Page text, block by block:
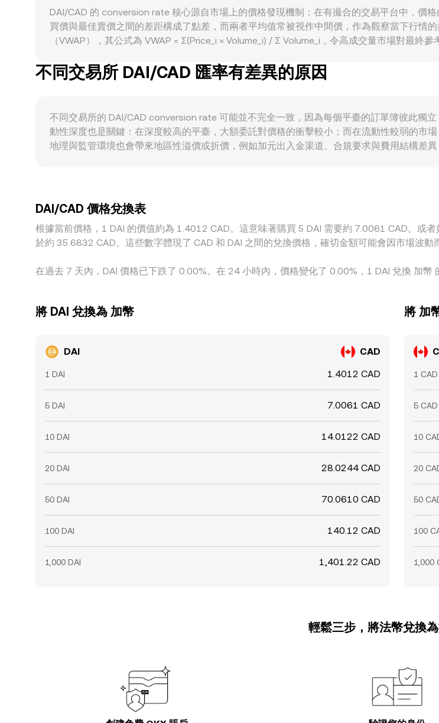
比特幣大幅波動，槓桿去化與避險需求可能短暫拉動 DAI 的借貸與兌換需求，造成小幅偏離
範調整，以及對 PSM 主要抵押資產（如 USDC）之監管動態，可能影響市場對 DAI 錨定品
資金費率、選擇權到期集中等槓桿指標會透過穩定幣借貸需求傳導至現貨市場；鏈上大型地
DAI 對 CAD 的即時報價出現細微變動。
DAI/CAD 的 conversion rate 核心源自市場上的價格發現機制：在有撮合的交易平台中，價
買價與最佳賣價之間的差距構成了點差，而兩者平均值常被視作中間價，作為觀察當下行情
（VWAP），其公式為 VWAP = Σ(Price_i × Volume_i) / Σ Volume_i，令高成交量市場對最終
定幣池與跨資產池。這些自動做市商（AMM）透過恆定乘積模型運作，即 x × y = k，其中兩
例改變，短暫推動價格偏移，直到套利與流動性再平衡把價格拉回錨定附近。綜合而言，訂
不同交易所 DAI/CAD 匯率有差異的原因
不同交易所的 DAI/CAD conversion rate 可能並不完全一致，因為每個平臺的訂單簿彼此獨
動性深度也是關鍵：在深度較高的平臺，大額委託對價格的衝擊較小；而在流動性較弱的市
地理與監管環境也會帶來地區性溢價或折價，例如加元出入金渠道、合規要求與費用結構差
DAI/CAD 價格兌換表
根據當前價格，1 DAI 的價值約為 1.4012 CAD。這意味著購買 5 DAI 需要約 7.0061 CAD。或
於約 35.6832 CAD。這些數字體現了 CAD 和 DAI 之間的兌換價格，確切金額可能會因市場波動
在過去 7 天內，DAI 價格已下跌了 0.00%。在 24 小時內，價格變化了 0.00%，1 DAI 兌換 加幣
將 DAI 兌換為 加幣
DAI CAD
1 DAI 1.4012 CAD
5 DAI 7.0061 CAD
10 DAI 14.0122 CAD
20 DAI 28.0244 CAD
50 DAI 70.0610 CAD
100 DAI 140.12 CAD
1,000 DAI 1,401.22 CAD
將 加
1 CAD
5 CAD
10
20
50
100
1,000
輕鬆三步，將法幣兌換